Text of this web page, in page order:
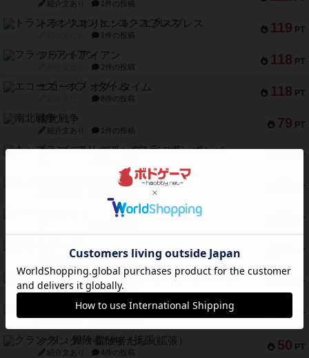
紹介文あり 1件の投稿
119 PT
トランスオリエント・エクスプレス
1件の投稿
118 PT
フラットアイアン
2件の投稿
118 PT
エコーズ・オブ・タイム
8件の投稿
79 PT
南北戦争
紹介文あり 1件の投稿
PT
キャプテン・フリップ：イスラ・ボンバ
PT
メメントオンラインタクティクス
PT
PT
紹介文あり 1件の投稿
PT
セミファイナル ～お前はまだ生きている～
紹介文あり 1件の投稿
52 PT
ふたつの街の物語
紹介文あり 18件の投稿
50 PT
クランク! ：冒険者たち（拡張）
紹介文あり 4件の投稿